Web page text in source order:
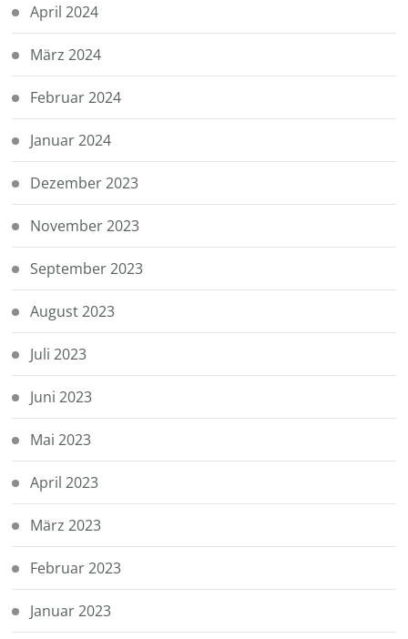
April 2024
März 2024
Februar 2024
Januar 2024
Dezember 2023
November 2023
September 2023
August 2023
Juli 2023
Juni 2023
Mai 2023
April 2023
März 2023
Februar 2023
Januar 2023